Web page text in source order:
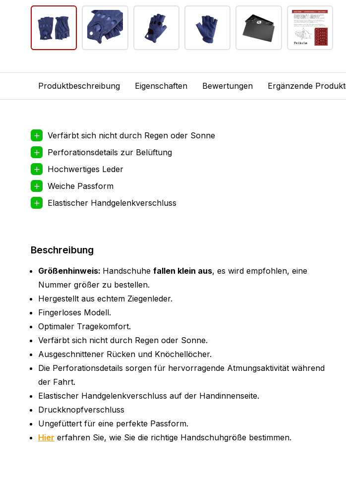
Produktbeschreibung Eigenschaften Bewertungen Ergänzende
Verfärbt sich nicht durch Regen oder Sonne
Perforationsdetails zur Belüftung
Hochwertiges Leder
Weiche Passform
Elastischer Handgelenkverschluss
Beschreibung
Größenhinweis: Handschuhe fallen klein aus, es wird empfohlen, eine
Nummer größer zu bestellen.
Hergestellt aus echtem Ziegenleder.
Fingerloses Modell.
Optimaler Tragekomfort.
Verfärbt sich nicht durch Regen oder Sonne.
Ausgeschnittener Rücken und Knöchellöcher.
Die Perforationsdetails sorgen für hervorragende Atmungsaktivität während
der Fahrt.
Elastischer Handgelenkverschluss auf der Handinnenseite.
Druckknopfverschluss
Ungefüttert für eine perfekte Passform.
Hier erfahren Sie, wie Sie die richtige Handschuhgröße bestimmen.